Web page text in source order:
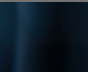
Wij staan
sieraden.
defecten die u